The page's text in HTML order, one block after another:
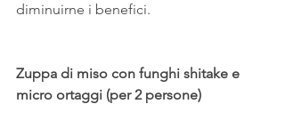
diminuirne i benefici.
Zuppa di miso con funghi shitake e
micro ortaggi (per 2 persone)